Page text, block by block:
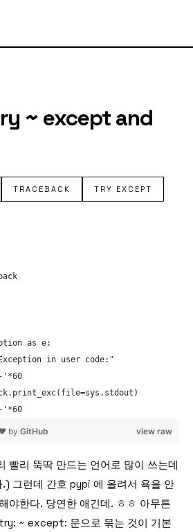
~ except and
TRACEBACK TRY EXCEPT
as e:
in user code:"
'*60
'*60
view raw
by GitHub
빨리 뚝딱 만드는 언어로 많이 쓰는데
그런데 간호 pypi 에 올려서 욕을 안
야한다. 당연한 애긴데. ㅎㅎ 아무튼
~ except: 문으로 묶는 것이 기본